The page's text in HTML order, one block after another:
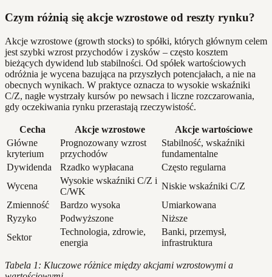
Czym różnią się akcje wzrostowe od reszty rynku?
Akcje wzrostowe (growth stocks) to spółki, których głównym celem
jest szybki wzrost przychodów i zysków – często kosztem
bieżących dywidend lub stabilności. Od spółek wartościowych
odróżnia je wycena bazująca na przyszłych potencjałach, a nie na
obecnych wynikach. W praktyce oznacza to wysokie wskaźniki
C/Z, nagłe wystrzały kursów po newsach i liczne rozczarowania,
gdy oczekiwania rynku przerastają rzeczywistość.
Cecha Akcje wzrostowe
Akcje wartościowe
Główne
kryterium
Prognozowany wzrost
przychodów
Stabilność, wskaźniki
fundamentalne
Dywidenda
Rzadko wypłacana
Często regularna
Wycena
Wysokie wskaźniki C/Z i
C/WK
Niskie wskaźniki C/Z
Zmienność
Bardzo wysoka
Umiarkowana
Ryzyko
Podwyższone
Niższe
Sektor
Technologia, zdrowie,
energia
Banki, przemysł,
infrastruktura
Tabela 1: Kluczowe różnice między akcjami wzrostowymi a